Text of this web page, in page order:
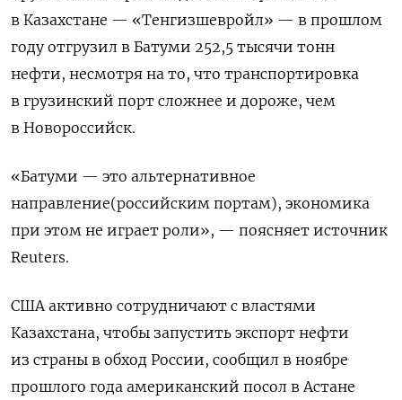
в Казахстане — «Тенгизшевройл» — в прошлом
году отгрузил в Батуми 252,5 тысячи тонн
нефти, несмотря на то, что транспортировка
в грузинский порт сложнее и дороже, чем
в Новороссийск.
«Батуми — это альтернативное
направление(российским портам), экономика
при этом не играет роли», — поясняет источник
Reuters.
США активно сотрудничают с властями
Казахстана, чтобы запустить экспорт нефти
из страны в обход России, сообщил в ноябре
прошлого года американский посол в Астане